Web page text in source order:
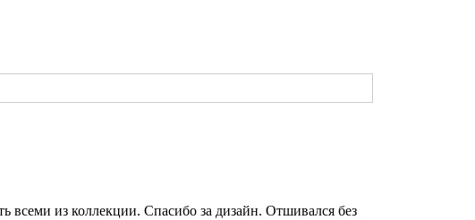
всеми из коллекции. Спасибо за дизайн. Отшивался без